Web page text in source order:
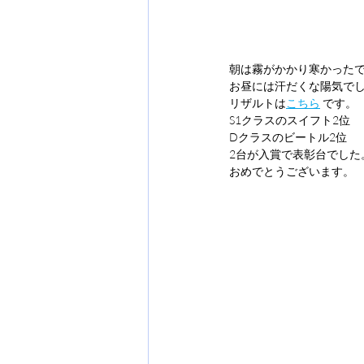
朝は霧がかかり寒かったで
お昼には汗だくな陽気で
リザルトはこちら です。
S1クラスのスイフト2位
Dクラスのビートル2位
2台が入賞で表彰台でした
おめでとうございます。